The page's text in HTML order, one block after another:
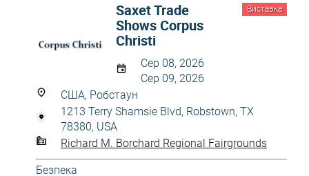
Виставка
Saxet Trade
Shows Corpus
Christi
Сер 08, 2026
Сер 09, 2026
США, Робстаун
1213 Terry Shamsie Blvd, Robstown, TX
78380, USA
Richard M. Borchard Regional Fairgrounds
Безпека